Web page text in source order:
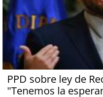
PPD sobre ley de
"Tenemos la